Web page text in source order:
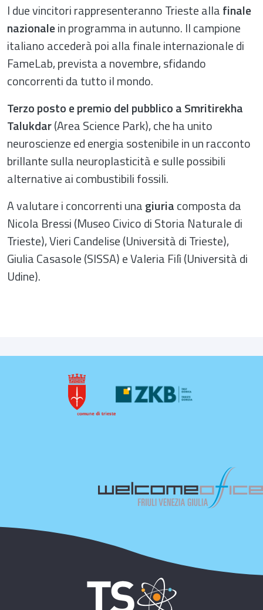
I due vincitori rappresenteranno Trieste allafinale
nazionalein programma in autunno. Il campione
italiano accederà poi alla finale internazionale di
FameLab, prevista a novembre, sfidando
concorrenti da tutto il mondo.
Terzo posto e premio del pubblico a Smritirekha
Talukdar(Area Science Park), che ha unito
neuroscienze ed energia sostenibile in un racconto
brillante sulla neuroplasticità e sulle possibili
alternative ai combustibili fossili.
A valutare i concorrenti unagiuriacomposta da
Nicola Bressi (Museo Civico di Storia Naturale di
Trieste), Vieri Candelise (Università di Trieste),
Giulia Casasole (SISSA) e Valeria Filì (Università di
Udine).